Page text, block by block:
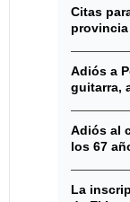
Citas
provincia
Adiós a
guitarra,
Adiós al
los 67
La